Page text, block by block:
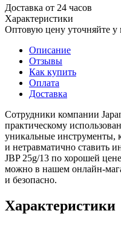
Доставка от 24 часов
Характеристики
Оптовую цену уточняйте у
Описание
Отзывы
Как купить
Оплата
Доставка
Сотрудники компании
практическому
уникальные инструменты,
и нетравматично ставить
JBP 25g/13 по хорошей
можно в нашем онлайн-
и безопасно.
Характеристики